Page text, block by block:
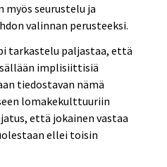
myös seurustelu ja
valinnan perusteeksi.
tarkastelu paljastaa, että
implisiittisiä
tiedostavan nämä
lomakekulttuuriin
että jokainen vastaa
ellei toisin